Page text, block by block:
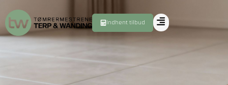
Indhent tilbud